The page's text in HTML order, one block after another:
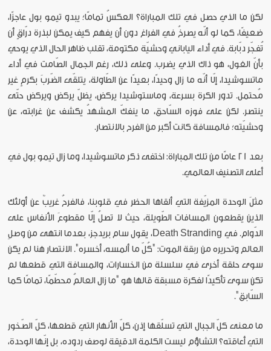
لكن ما الذي حصل في تلك المباراة؟ العكسُ تمامًا؛ يبدو تيمو بول عاجزًا،
ضعيفًا، كما لو أنّه يصرخُ في الفراغ دون أن يفهم كيف يمكن لبذرة درّاقٍ أن
تُفجّر دبّابة. في أداء الياباني وحشيّة مكتومة، تقلب ظاهر الحال الذي يوحي
بأنّ الغول، هو ذاك الذي يضرب. وعلى ذلك، رغم الجمال الصّامت في أداء
ماتسوشيدا، إلّا أنّه ما زال وحيدًا، بعيدًا عن الطّاولة، يتلقّى الضّربَ بكرمٍ غير
مُحتمل. تدور الكرة بسرعة، وماستوشيدا يركض، يظلّ يركض ويركض حتّى
ينتصر. لكن على فوزه السّاحق، ما ينفكّ المشهدُ يكشف عن غرابته، عن
وحشيّته؛ فالمسافة كانت أكبر من الفرح بالانتصار.
بعد 21 عامًا من تلك المباراة: اختفى ذكر ماتسوشيدا، وما زال تيمو بول في
أعلى التصنيف العالمي.
مثلَ الوحدة المزيّفة التي ألقاها الحظر في قلوبنا، فالفرحُ غريبٌ عن أولئك
الذين يقطعون المسافات الطّويلة، حيث لا تصلُ إلّا مقطوعَ الأنفاس على
الدّوام. في Death Stranding، يقول سام بريدجز، بعدما انتهى من وصلِ
العالم وتحريره من ربقة الموت: "كُلّ ما ألمسه، أخسره". الانتصار هنا لم يكن
سوى حلقة أخرى في سلسلة من الخسارات، والمسافة التي قطعها لم
تكن سوى تأكيدًا لفكرة مسبقة قالها هو "ما زال العالمُ محطّمًا، تمامًا كما
السّابق".
ما معنى كلّ الجبال التي تسلّقها إذن، كلّ الأنهار التي قطعها، كلّ الصّخور
التي أعاقته؟ التشاؤم ليست الكلمة الدقيقة لوصف ردوده، بل إنّها الوحدة،